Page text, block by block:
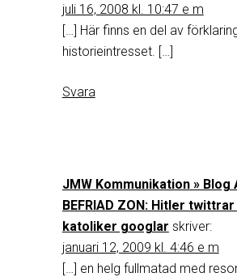
juli 16, 2008 kl. 10:47 e m
[…] Här finns en del av
historieintresset. […]
Svara
JMW Kommunikation » Blog
BEFRIAD ZON: Hitler
katoliker googlar skriver:
januari 12, 2009 kl. 4:46 e m
[…] en helg fullmatad med